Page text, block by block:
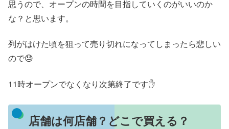
思うので、オープンの時間を目指していくのがいいのか
な？と思います。
列がはけた頃を狙って売り切れになってしまったら悲しい
ので😓
11時オープンでなくなり次第終了です✋
店舗は何店舗？どこで買える？